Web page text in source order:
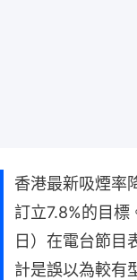
香港最新吸煙率
訂立7.8%的目
日）在電台節目
計是誤以為較有